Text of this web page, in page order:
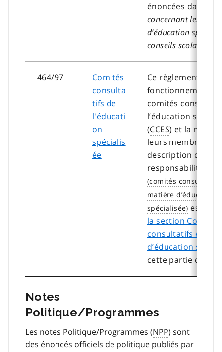
énoncées dans les
concernant les plans
d’éducation
conseils scolaires
464/97
Comités
consulta
tifs de
l'éducati
on
spécialis
ée
Ce règlement régit
fonctionnement
comités
l’éducation
(CCES) et la
leurs
description
responsabilités
est
la section Comités
consultatifs en
d’éducation
cette partie du
Notes
Politique/Programmes
Les notes Politique/Programmes (NPP) sont
des énoncés officiels de politique publiés par